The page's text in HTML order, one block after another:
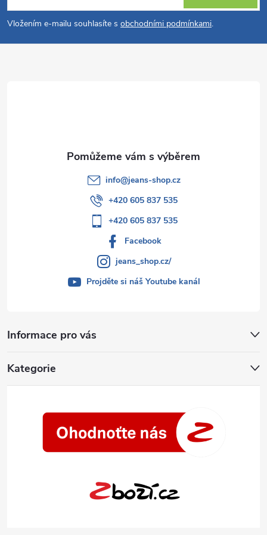
v
pVložením e-mailu souhlasíte s obchodními podmínkami.
Informace pro vás
Kategorie
info@jeans-shop.cz
+420 605 837 535
+420 605 837 535
Facebook
jeans_shop.cz/
Projděte si náš Youtube kanál